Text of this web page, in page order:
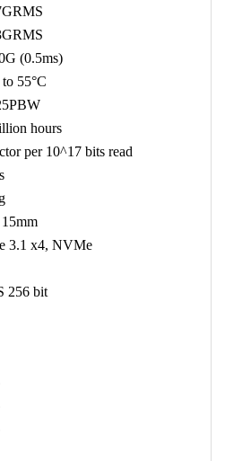
(0.5ms)
55°C
hours
per 10^17 bits read
3.1 x4, NVMe
256 bit